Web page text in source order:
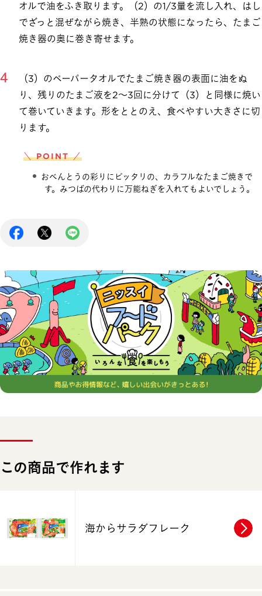
オルで油をふき取ります。（2）の1/3量を流し入れ、はし
でざっと混ぜながら焼き、半熟の状態になったら、たまご
焼き器の奥に巻き寄せます。
（3）のペーパータオルでたまご焼き器の表面に油をぬ
り、残りのたまご液を2～3回に分けて（3）と同様に焼い
て巻いていきます。形をととのえ、食べやすい大きさに切
ります。
＼ POINT ／
おべんとうの彩りにピッタリの、カラフルなたまご焼きで
す。みつばの代わりに万能ねぎを入れてもよいでしょう。
この商品で作れます
海からサラダフレーク